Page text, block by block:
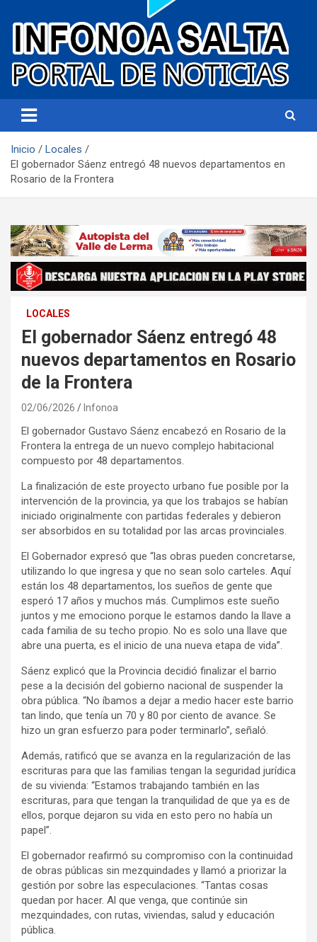
Infonoa Salta
Inicio
Locales
El gobernador Sáenz entregó 48 nuevos departamentos en
Rosario de la Frontera
LOCALES
El gobernador Sáenz entregó 48
nuevos departamentos en Rosario
de la Frontera
02/06/2026 Infonoa
El gobernador Gustavo Sáenz encabezó en Rosario de la
Frontera la entrega de un nuevo complejo habitacional
compuesto por 48 departamentos.
La finalización de este proyecto urbano fue posible por la
intervención de la provincia, ya que los trabajos se habían
iniciado originalmente con partidas federales y debieron
ser absorbidos en su totalidad por las arcas provinciales.
El Gobernador expresó que “las obras pueden concretarse,
utilizando lo que ingresa y que no sean solo carteles. Aquí
están los 48 departamentos, los sueños de gente que
esperó 17 años y muchos más. Cumplimos este sueño
juntos y me emociono porque le estamos dando la llave a
cada familia de su techo propio. No es solo una llave que
abre una puerta, es el inicio de una nueva etapa de vida”.
Sáenz explicó que la Provincia decidió finalizar el barrio
pese a la decisión del gobierno nacional de suspender la
obra pública. “No íbamos a dejar a medio hacer este barrio
tan lindo, que tenía un 70 y 80 por ciento de avance. Se
hizo un gran esfuerzo para poder terminarlo”, señaló.
Además, ratificó que se avanza en la regularización de las
escrituras para que las familias tengan la seguridad jurídica
de su vivienda: “Estamos trabajando también en las
escrituras, para que tengan la tranquilidad de que ya es de
ellos, porque dejaron su vida en esto pero no había un
papel”.
El gobernador reafirmó su compromiso con la continuidad
de obras públicas sin mezquindades y llamó a priorizar la
gestión por sobre las especulaciones. “Tantas cosas
quedan por hacer. Al que venga, que continúe sin
mezquindades, con rutas, viviendas, salud y educación
pública.